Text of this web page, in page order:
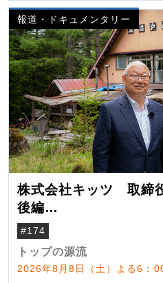
報道・ドキュメンタリー
株式会社キッツ 取
後編
米国駐在でも浮かんだ
んだ父母
#174
トップの源流
2026年8月8日（土）よる6：